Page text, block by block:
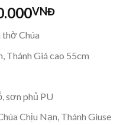
VNĐ
Chúa
Thánh Giá cao 55cm
sơn phủ PU
Chịu Nạn, Thánh Giuse